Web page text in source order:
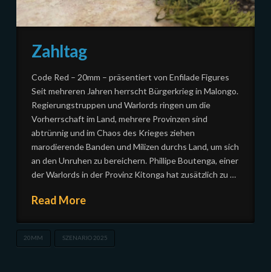
Zahltag
Code Red – 20mm – präsentiert von Enfilade Figures
Seit mehreren Jahren herrscht Bürgerkrieg in Malongo.
Regierungstruppen und Warlords ringen um die
Vorherrschaft im Land, mehrere Provinzen sind
abtrünnig und im Chaos des Krieges ziehen
marodierende Banden und Milizen durchs Land, um sich
an den Unruhen zu bereichern. Phillipe Boutenga, einer
der Warlords in der Provinz Kitonga hat zusätzlich zu …
Read More
20MM SZENARIO 2025